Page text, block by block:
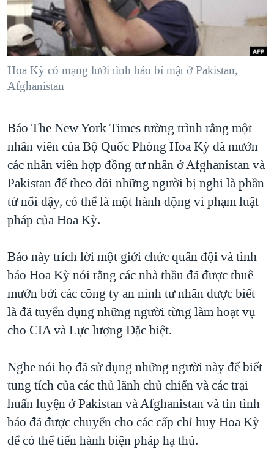
"Tìm"NGƯỜI VIỆT HẢI NGOẠI
ĐỜI SỐNG
KINH TẾ
KHOA HỌC
VĂN HOÁ
THỂ THAO
GIÁO DỤC
TẠI
HÀNH TRÌNH BẦU CỬ 2024
MỘT NĂM CHIẾN TRANH TẠI DẢI GAZA
GIẢI MÃ VÀNH ĐAI & CON ĐƯỜNG
NGÀY TỊ NẠN THẾ GIỚI
GROUND ZERO – XƯA VÀ NAY
CHI PHÍ CHIẾN TRANH AFGHANISTAN
CÁC GIÁ TRỊ CỘNG HÒA Ở VIỆT NAM
THƯỢNG ĐỈNH TRUMP-KIM TẠI VIỆT NAM
TRỊNH VĨNH BÌNH VS. CHÍNH PHỦ VIỆT NAM
BÊN KIA QUỐC LỘ: TIẾNG VỌNG TỪ NÔNG THÔN MỸ
QUAN HỆ VIỆT MỸ
VIDEO
NGHE
MẠNG XÃ HỘI
Ngôn ngữ khác
Hoa Kỳ có mạng lưới tình báo bí mật ở Pakistan,
Afghanistan
Báo The New York Times tường trình rằng một
nhân viên của Bộ Quốc Phòng Hoa Kỳ đã mướn
các nhân viên hợp đồng tư nhân ở Afghanistan và
Pakistan để theo dõi những người bị nghi là phần
tử nổi dậy, có thể là một hành động vi phạm luật
pháp của Hoa Kỳ.
Báo này trích lời một giới chức quân đội và tình
báo Hoa Kỳ nói rằng các nhà thầu đã được thuê
mướn bởi các công ty an ninh tư nhân được biết
là đã tuyển dụng những người từng làm hoạt vụ
cho CIA và Lực lượng Đặc biệt.
Nghe nói họ đã sử dụng những người này để biết
tung tích của các thủ lãnh chủ chiến và các trại
huấn luyện ở Pakistan và Afghanistan và tin tình
báo đã được chuyển cho các cấp chỉ huy Hoa Kỳ
để có thể tiến hành biện pháp hạ thủ.